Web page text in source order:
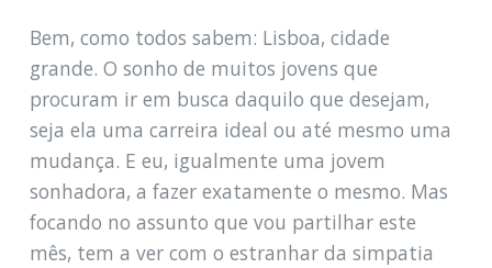
Bem, como todos sabem: Lisboa, cidade
grande. O sonho de muitos jovens que
procuram ir em busca daquilo que desejam,
seja ela uma carreira ideal ou até mesmo uma
mudança. E eu, igualmente uma jovem
sonhadora, a fazer exatamente o mesmo. Mas
focando no assunto que vou partilhar este
mês, tem a ver com o estranhar da simpatia